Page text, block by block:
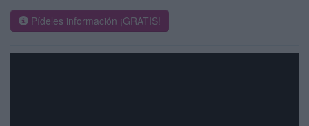
Pídeles información ¡GRATIS!